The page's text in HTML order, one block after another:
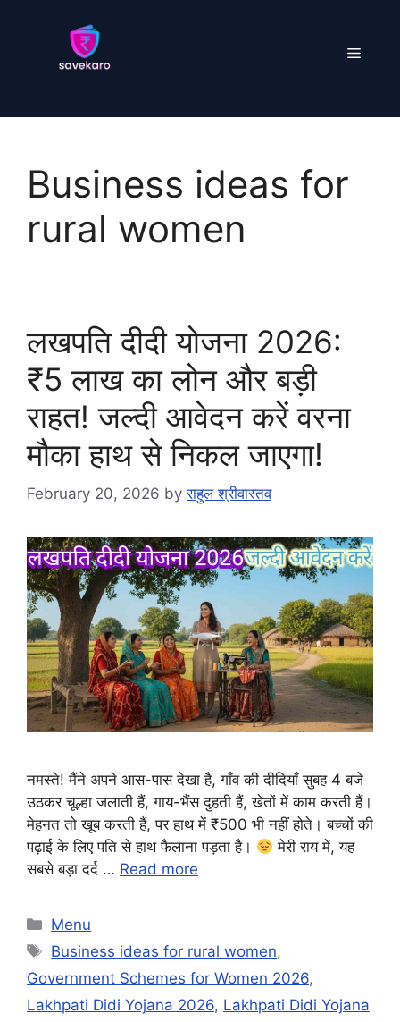
Menu
Business ideas for
rural women
लखपति दीदी योजना 2026:
₹5 लाख का लोन और बड़ी
राहत! जल्दी आवेदन करें वरना
मौका हाथ से निकल जाएगा!
February 20, 2026 byराहुल श्रीवास्तव
नमस्ते! मैंने अपने आस-पास देखा है, गाँव की दीदियाँ सुबह 4 बजे
उठकर चूल्हा जलाती हैं, गाय-भैंस दुहती हैं, खेतों में काम करती हैं।
मेहनत तो खूब करती हैं, पर हाथ में ₹500 भी नहीं होते। बच्चों की
पढ़ाई के लिए पति से हाथ फैलाना पड़ता है।
मेरी राय में, यह
सबसे बड़ा दर्द … Read more
Categories
Menu
Tags
Business ideas for rural women,
Government Schemes for Women 2026,
Lakhpati Didi Yojana 2026, Lakhpati Didi Yojana